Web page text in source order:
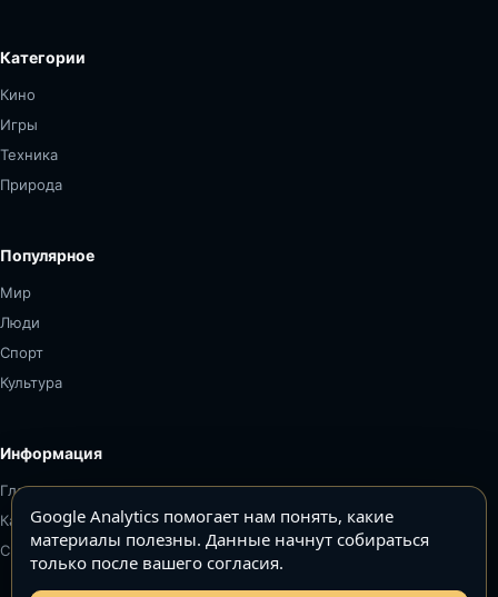
Категории
Кино
Игры
Техника
Природа
Популярное
Мир
Люди
Спорт
Культура
Информация
Главная
Карта сайта
Связаться
Google Analytics помогает нам понять, какие
материалы полезны. Данные начнут собираться
только после вашего согласия.